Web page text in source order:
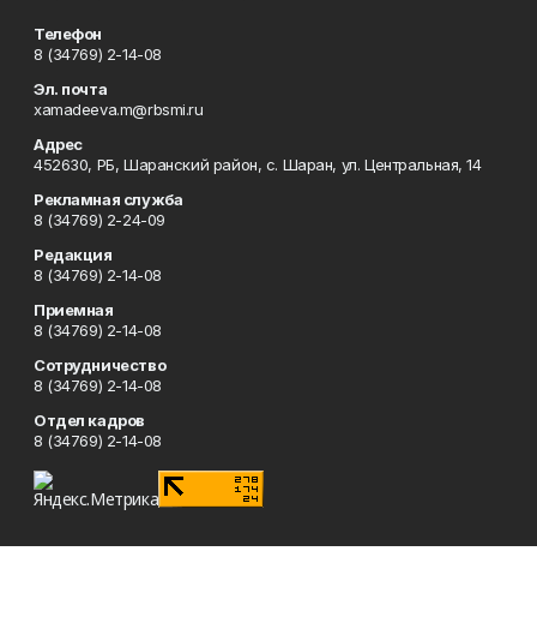
Телефон
8 (34769) 2-14-08
Эл. почта
xamadeeva.m@rbsmi.ru
Адрес
452630, РБ, Шаранский район, с. Шаран, ул. Центральная, 14
Рекламная служба
8 (34769) 2-24-09
Редакция
8 (34769) 2-14-08
Приемная
8 (34769) 2-14-08
Сотрудничество
8 (34769) 2-14-08
Отдел кадров
8 (34769) 2-14-08